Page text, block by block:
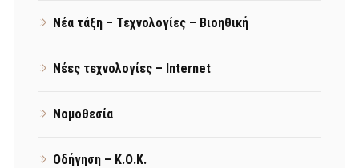
Νέα τάξη – Τεχνολογίες – Βιοηθική
Νέες τεχνολογίες – Internet
Νομοθεσία
Οδήγηση – Κ.Ο.Κ.